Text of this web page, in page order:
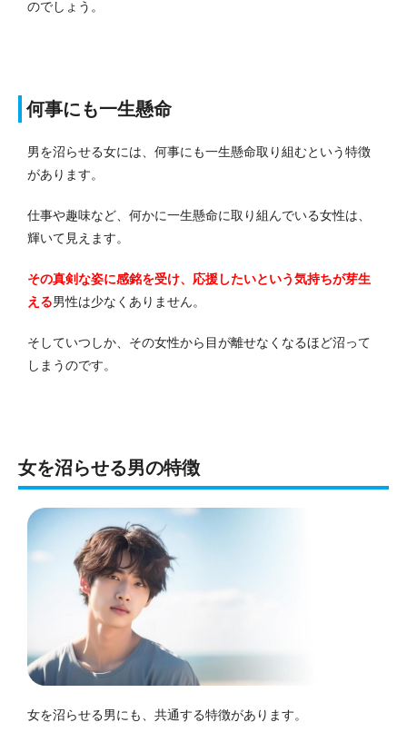
のでしょう。
何事にも一生懸命
男を沼らせる女には、何事にも一生懸命取り組むという特徴
があります。
仕事や趣味など、何かに一生懸命に取り組んでいる女性は、
輝いて見えます。
その真剣な姿に感銘を受け、応援したいという気持ちが芽生
える男性は少なくありません。
そしていつしか、その女性から目が離せなくなるほど沼って
しまうのです。
女を沼らせる男の特徴
女を沼らせる男にも、共通する特徴があります。